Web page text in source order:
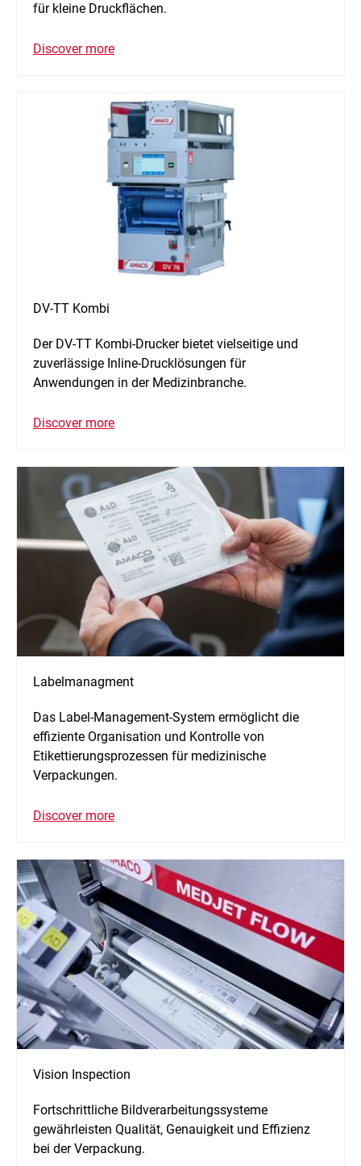
für kleine Druckflächen.
Discover more
DV-TT Kombi
Der DV-TT Kombi-Drucker bietet vielseitige und
zuverlässige Inline-Drucklösungen für
Anwendungen in der Medizinbranche.
Discover more
Labelmanagment
Das Label-Management-System ermöglicht die
effiziente Organisation und Kontrolle von
Etikettierungsprozessen für medizinische
Verpackungen.
Discover more
Vision Inspection
Fortschrittliche Bildverarbeitungssysteme
gewährleisten Qualität, Genauigkeit und Effizienz
bei der Verpackung.